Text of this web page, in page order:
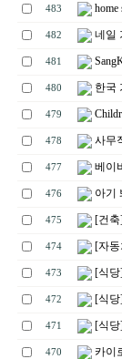
483 home
482 네일
481
480 한국
479
478 사무
477 베이
476 아기
475 [건
474 [자
473 [식
472 [식
471 [식
470 카이